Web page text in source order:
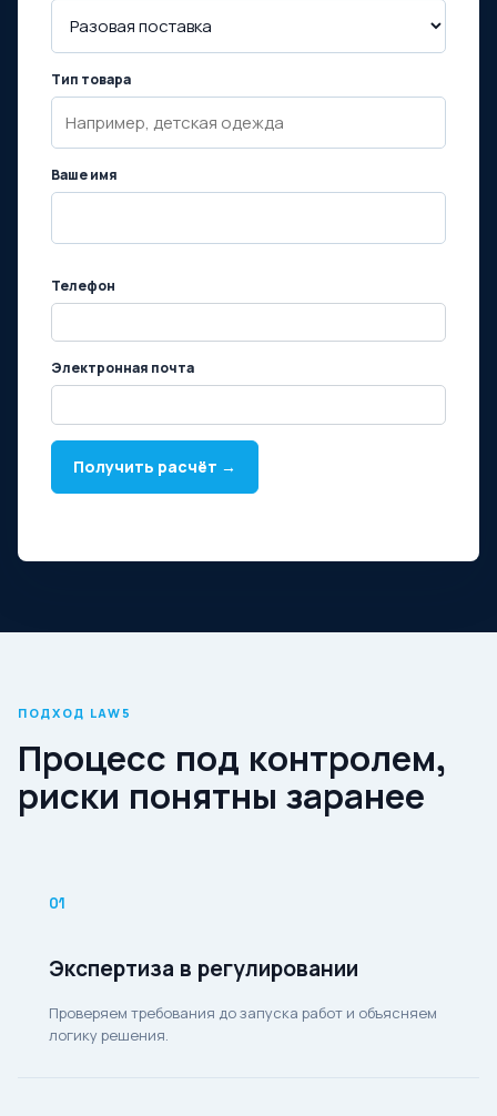
Тип товара
Ваше имя
Телефон
Электронная почта
Получить расчёт →
ПОДХОД LAW5
Процесс под контролем,
риски понятны заранее
01
Экспертиза в регулировании
Проверяем требования до запуска работ и объясняем
логику решения.